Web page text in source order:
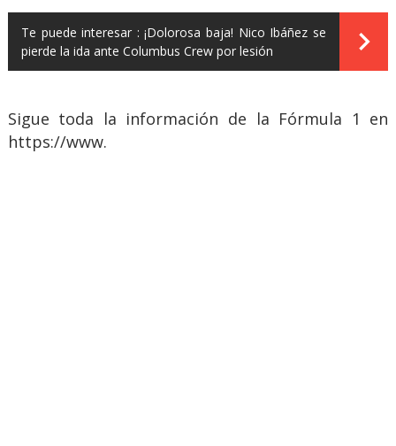
Te puede interesar : ¡Dolorosa baja! Nico Ibáñez se
pierde la ida ante Columbus Crew por lesión
Sigue toda la información de la Fórmula 1 en
https://www.